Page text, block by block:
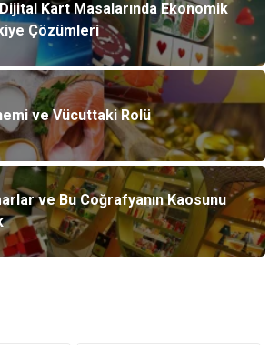
Kart Masalarında Ekonomik
Çözümleri
ve Vücuttaki Rolü
ve Bu Coğrafyanın Kaosunu